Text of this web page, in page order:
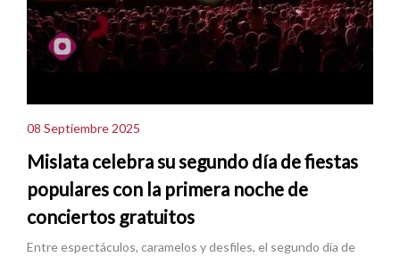
08 Septiembre 2025
Mislata celebra su segundo día de fiestas
populares con la primera noche de
conciertos gratuitos
Entre espectáculos, caramelos y desfiles, el segundo día de